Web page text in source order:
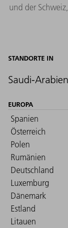
und der
STANDORTE IN
Saudi-Arabien
EUROPA
Spanien
Österreich
Polen
Rumänien
Deutschland
Luxemburg
Dänemark
Estland
Litauen